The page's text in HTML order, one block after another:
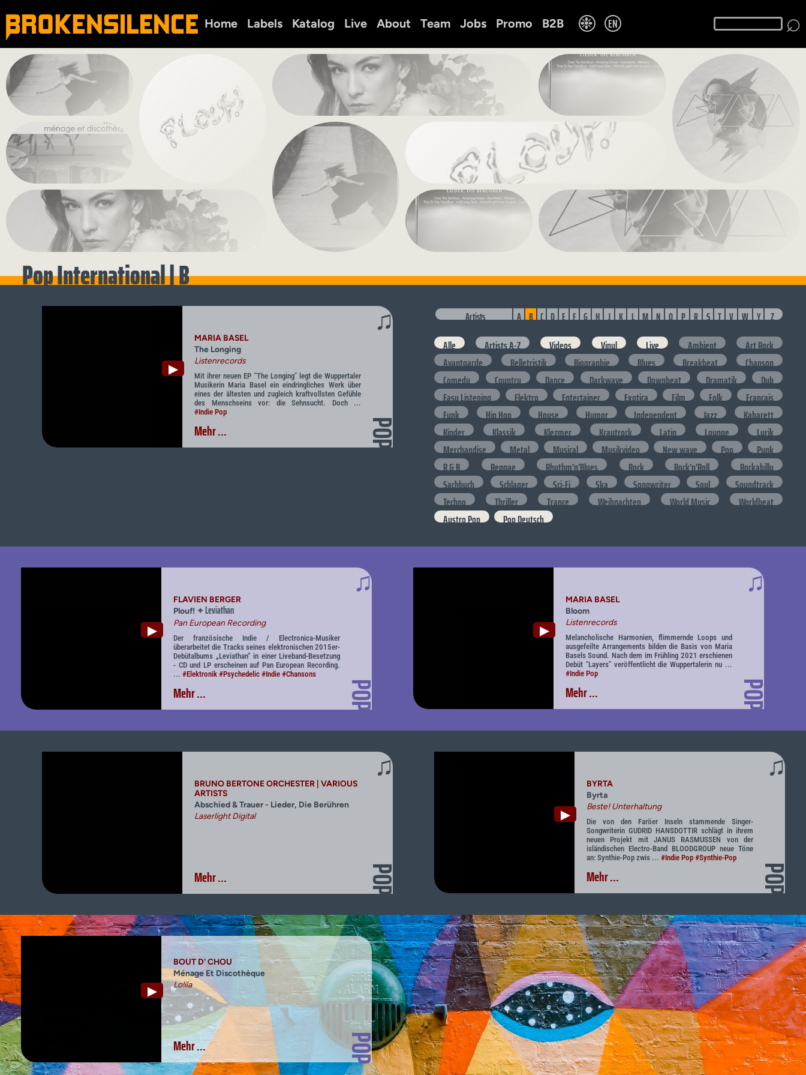
Home Labels Katalog Live About Team Jobs Promo B2B ❉ EN ⌕
Pop International | B
▶
♫
POP
MARIA BASEL
The Longing
Listenrecords
Mit ihrer neuen EP "The Longing" legt die Wuppertaler
Musikerin Maria Basel ein eindringliches Werk über
eines der ältesten und zugleich kraftvollsten Gefühle
des Menschseins vor: die Sehnsucht. Doch ...
#Indie Pop
Mehr ...
Artists A B C D E F G H J K L M N O P R S T V W Y Z
Alle Artists A-Z Videos Vinyl Live Ambient
Art Rock
Avantgarde
Belletristik Biographie Blues Breakbeat
Chanson
Comedy
Country Dance Darkwave Downbeat Dramatik
Dub
Easy Listening
Elektro Entertainer Exotica Film Folk
Francais
Funk
Hip Hop House Humor Independent Jazz
Kabarett
Kinder
Klassik Klezmer Krautrock Latin Lounge
Lyrik
Merchandise
Metal Musical Musikvideo New wave Pop
Punk
R & B
Reggae Rhythm'n'Blues Rock Rock'n'Roll
Rockabilly
Sachbuch
Schlager Sci-Fi Ska Songwriter Soul
Soundtrack
Techno
Thriller Trance Weihnachten World Music
Worldbeat
Austro Pop
Pop Deutsch
▶
♫
POP
FLAVIEN BERGER
Plouf! ✦Leviathan
Pan European Recording
Der französische Indie / Electronica-Musiker
überarbeitet die Tracks seines elektronischen 2015er-
Debütalbums „Leviathan“ in einer Liveband-Besetzung
- CD und LP erscheinen auf Pan European Recording.
... #Elektronik #Psychedelic #Indie #Chansons
Mehr ...
▶
♫
POP
MARIA BASEL
Bloom
Listenrecords
Melancholische Harmonien, flimmernde Loops und
ausgefeilte Arrangements bilden die Basis von Maria
Basels Sound. Nach dem im Frühling 2021 erschienen
Debüt "Layers" veröffentlicht die Wuppertalerin nu ...
#Indie Pop
Mehr ...
♫
POP
BRUNO BERTONE ORCHESTER | VARIOUS
ARTISTS
Abschied & Trauer - Lieder, Die Berühren
Laserlight Digital
Mehr ...
▶
♫
POP
BYRTA
Byrta
Beste! Unterhaltung
Die von den Faröer Inseln stammende Singer-
Songwriterin GUDRID HANSDOTTIR schlägt in ihrem
neuen Projekt mit JANUS RASMUSSEN von der
isländischen Electro-Band BLOODGROUP neue Töne
an: Synthie-Pop zwis ... #Indie Pop #Synthie-Pop
Mehr ...
▶
POP
BOUT D' CHOU
Ménage Et Discothèque
Lolila
Mehr ...